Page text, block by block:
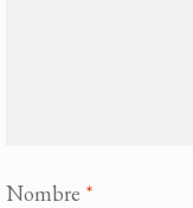
Nombre *